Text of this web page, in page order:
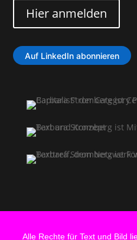
Hier anmelden
Auf LinkedIn abonnieren
Alle Rechte für Text und Bild